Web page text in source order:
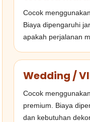
Cocok
Biaya dipengaruhi
apakah perjalanan
Wedding /
Cocok
premium. Biaya
dan kebutuhan